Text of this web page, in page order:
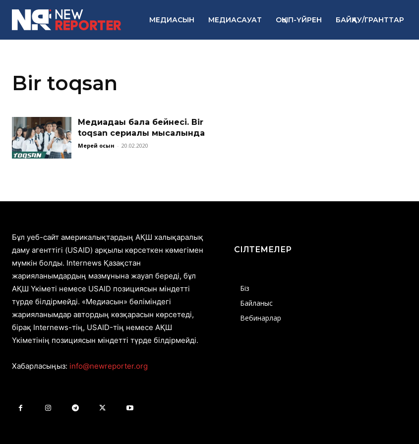
МЕДИАСЫН МЕДИАСАУАТ ОҚЫП-ҮЙРЕН БАЙҚАУ/ГРАНТТАР
Bir toqsan
Медиадағы бала бейнесі. Bir
toqsan сериалы мысалында
Мерей Қосын - 20.02.2020
Бұл уеб-сайт америкалықтардың АҚШ халықаралық
даму агенттігі (USAID) арқылы көрсеткен көмегімен
мүмкін болды. Internews Қазақстан
жарияланымдардың мазмұнына жауап береді, бұл
АҚШ Үкіметі немесе USAID позициясын міндетті
түрде білдірмейді. «Медиасын» бөліміндегі
жарияланымдар автордың көзқарасын көрсетеді,
бірақ Internews-тің, USAID-тің немесе АҚШ
Үкіметінің позициясын міндетті түрде білдірмейді.
Хабарласыңыз: info@newreporter.org
СІЛТЕМЕЛЕР
Біз
Байланыс
Вебинарлар